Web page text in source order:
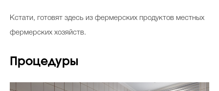
Кстати, готовят здесь из фермерских продуктов местных
фермерских хозяйств.
Процедуры